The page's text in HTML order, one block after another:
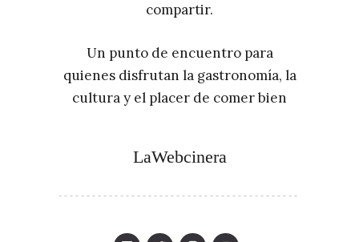
compartir.
Un punto de encuentro para
quienes disfrutan la gastronomía, la
cultura y el placer de comer bien
LaWebcinera